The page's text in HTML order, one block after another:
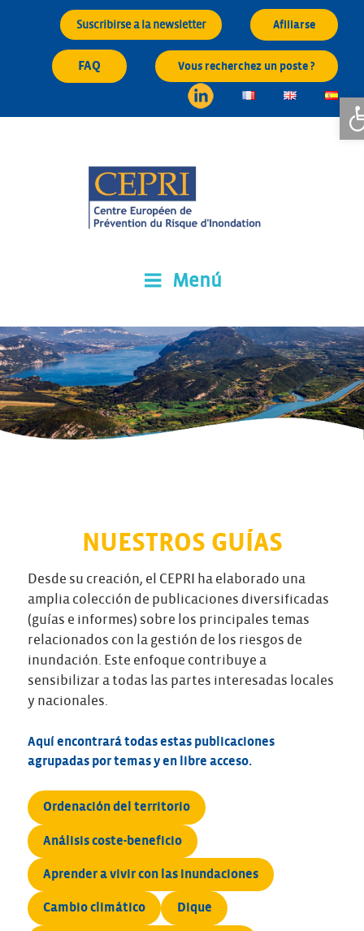
contenido
Suscribirse a la newsletter Afiliarse
FAQ Vous recherchez un poste ?
Menú
NUESTROS GUÍAS
Desde su creación, el CEPRI ha elaborado una
amplia colección de publicaciones diversificadas
(guías e informes) sobre los principales temas
relacionados con la gestión de los riesgos de
inundación. Este enfoque contribuye a
sensibilizar a todas las partes interesadas locales
y nacionales.
Aquí encontrará todas estas publicaciones
agrupadas por temas y en libre acceso.
Ordenación del territorio
Análisis coste-beneficio
Aprender a vivir con las inundaciones
Cambio climático Dique